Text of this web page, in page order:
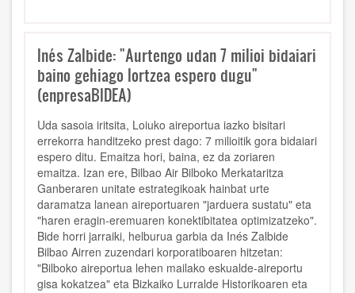
Inés Zalbide: "Aurtengo udan 7 milioi bidaiari
baino gehiago lortzea espero dugu"
(enpresaBIDEA)
Uda sasoia iritsita, Loiuko aireportua iazko bisitari
errekorra handitzeko prest dago: 7 milioitik gora bidaiari
espero ditu. Emaitza hori, baina, ez da zoriaren
emaitza. Izan ere, Bilbao Air Bilboko Merkataritza
Ganberaren unitate estrategikoak hainbat urte
daramatza lanean aireportuaren "jarduera sustatu" eta
"haren eragin-eremuaren konektibitatea optimizatzeko".
Bide horri jarraiki, helburua garbia da Inés Zalbide
Bilbao Airren zuzendari korporatiboaren hitzetan:
"Bilboko aireportua lehen mailako eskualde-aireportu
gisa kokatzea" eta Bizkaiko Lurralde Historikoaren eta